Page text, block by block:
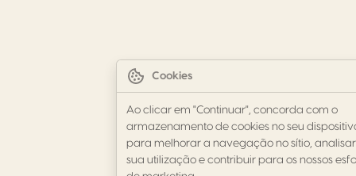
Cookies
Ao clicar em "Continuar", concorda com o
armazenamento de cookies no seu
para melhorar a navegação no sítio,
sua utilização e contribuir para os nossos